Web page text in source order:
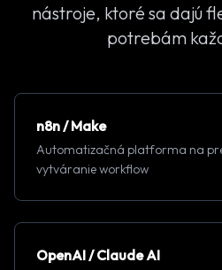
nástroje, ktoré sa dajú
potrebám
n8n / Make
Automatizačná platforma na
vytváranie workflow
OpenAI / Claude AI